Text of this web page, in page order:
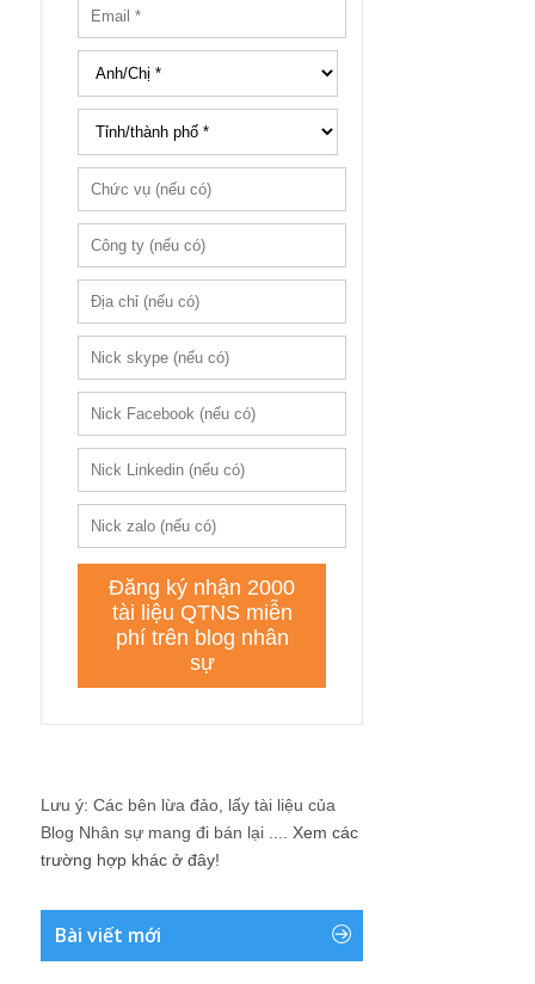
Lưu ý: Các bên lừa đảo, lấy tài liệu của
Blog Nhân sự mang đi bán lại .... Xem các
trường hợp khác ở đây!
Bài viết mới